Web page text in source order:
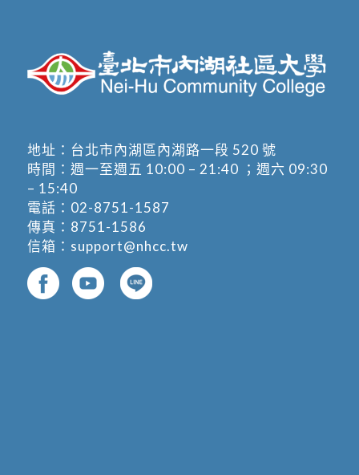
地址： 台北市內湖區內湖路一段 520 號
時間：週一至週五 10:00 – 21:40 ；週六 09:30
– 15:40
電話： 02-8751-1587
傳真：8751-1586
信箱： support@nhcc.tw